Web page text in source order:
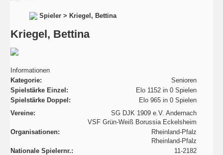
Spieler > Kriegel, Bettina
Kriegel, Bettina
Informationen
Kategorie:
Senioren
Spielstärke Einzel:
Elo 1152 in 0 Spielen
Spielstärke Doppel:
Elo 965 in 0 Spielen
Vereine:
SG DJK 1909 e.V. Andernach
VSF Grün-Weiß Borussia Eckelsheim
Organisationen:
Rheinland-Pfalz
Rheinland-Pfalz
Nationale Spielernr.:
11-2182